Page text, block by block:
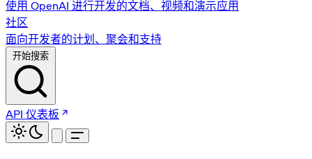
使用 OpenAI 进行开发的文档、视频和演示应用
社区
面向开发者的计划、聚会和支持
开始搜索
API 仪表板